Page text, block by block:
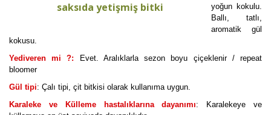
saksıda yetişmiş bitki
yoğun kokulu.
Ballı, tatlı,
aromatik gül
kokusu.
Yediveren mi ?:
Evet. Aralıklarla sezon boyu çiçeklenir / repeat
bloomer
Gül tipi: Çalı tipi, çit bitkisi olarak kullanıma uygun.
Karaleke ve Külleme hastalıklarına dayanımı: Karalekeye ve